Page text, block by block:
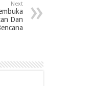
Next
Dan